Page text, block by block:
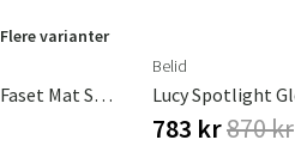
Flere varianter
Lucy Spotlight Global 1-Faset Mat Sort Gu10
Belid
783 kr870 kr